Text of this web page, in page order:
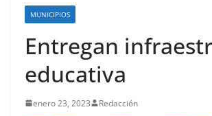
MUNICIPIOS
Entregan
educativa
enero 23, 2023 Redacción